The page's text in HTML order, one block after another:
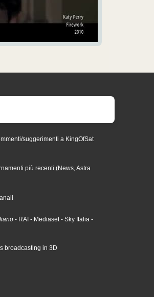
suggerimenti a KingOfSat
più recenti (News, Astra
- RAI - Mediaset- Sky Italia -
broadcasting in 3D